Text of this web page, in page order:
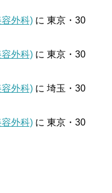
外科) に 東京・30
外科) に 東京・30
外科) に 埼玉・30
外科) に 東京・30